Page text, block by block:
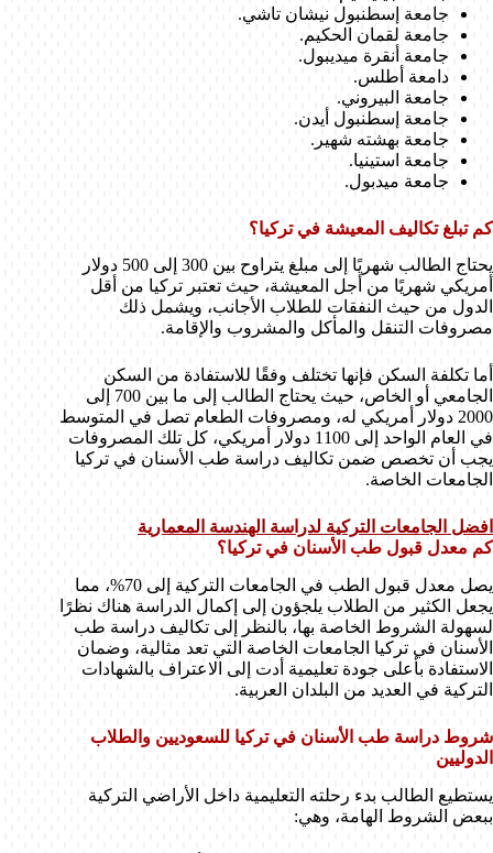
جامعة إسطنبول نيشان تاشي.
جامعة لقمان الحكيم.
جامعة أنقرة ميديبول.
دامعة أطلس.
جامعة البيروني.
جامعة إسطنبول أيدن.
جامعة بهشته شهير.
جامعة استينيا.
جامعة ميدبول.
كم تبلغ تكاليف المعيشة في تركيا؟
يحتاج الطالب شهريًا إلى مبلغ يتراوح بين 300 إلى 500 دولار
أمريكي شهريًا من أجل المعيشة، حيث تعتبر تركيا من أقل
الدول من حيث النفقات للطلاب الأجانب، ويشمل ذلك
مصروفات التنقل والمأكل والمشروب والإقامة.
أما تكلفة السكن فإنها تختلف وفقًا للاستفادة من السكن
الجامعي أو الخاص، حيث يحتاج الطالب إلى ما بين 700 إلى
2000 دولار أمريكي له، ومصروفات الطعام تصل في المتوسط
في العام الواحد إلى 1100 دولار أمريكي، كل تلك المصروفات
يجب أن تخصص ضمن تكاليف دراسة طب الأسنان في تركيا
الجامعات الخاصة.
افضل الجامعات التركية لدراسة الهندسة المعمارية
كم معدل قبول طب الأسنان في تركيا؟
يصل معدل قبول الطب في الجامعات التركية إلى 70%، مما
يجعل الكثير من الطلاب يلجؤون إلى إكمال الدراسة هناك نظرًا
لسهولة الشروط الخاصة بها، بالنظر إلى تكاليف دراسة طب
الأسنان في تركيا الجامعات الخاصة التي تعد مثالية، وضمان
الاستفادة بأعلى جودة تعليمية أدت إلى الاعتراف بالشهادات
التركية في العديد من البلدان العربية.
شروط دراسة طب الأسنان في تركيا للسعوديين والطلاب
الدوليين
يستطيع الطالب بدء رحلته التعليمية داخل الأراضي التركية
ببعض الشروط الهامة، وهي: